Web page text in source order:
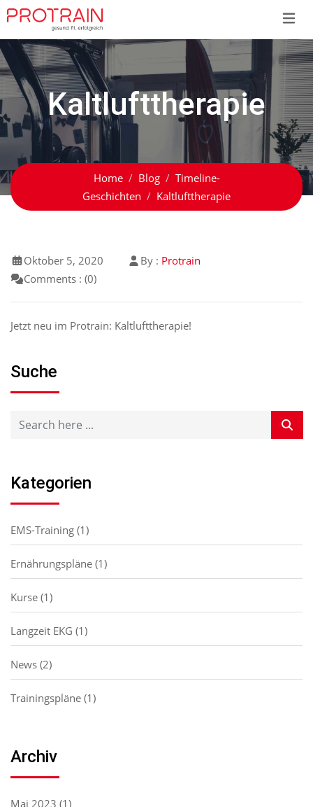
Skip
to
content
Kaltlufttherapie
Home Blog
Timeline-
Geschichten
Kaltlufttherapie
Oktober 5, 2020 By : Protrain
Comments : (0)
Jetzt neu im Protrain: Kaltlufttherapie!
Suche
Kategorien
EMS-Training (1)
Ernährungspläne (1)
Kurse (1)
Langzeit EKG (1)
News (2)
Trainingspläne (1)
Archiv
Mai 2023 (1)